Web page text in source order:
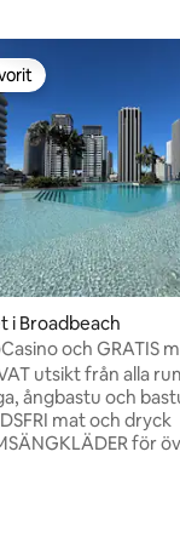
i Broadbeach
och GRATIS
Privat
utsikt från alla rum
ångbastu och
mat och dryck
för